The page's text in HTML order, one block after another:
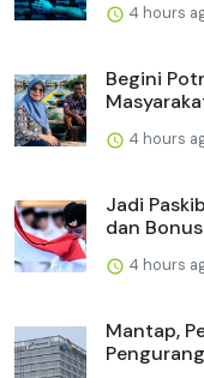
4 hours
Begini
4 hours
Jadi
dan
4 hours
Mantap,